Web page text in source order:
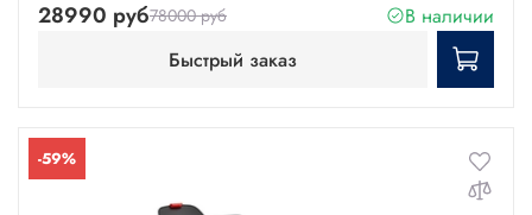
28990 руб78000 руб
В наличии
Быстрый заказ
-59%